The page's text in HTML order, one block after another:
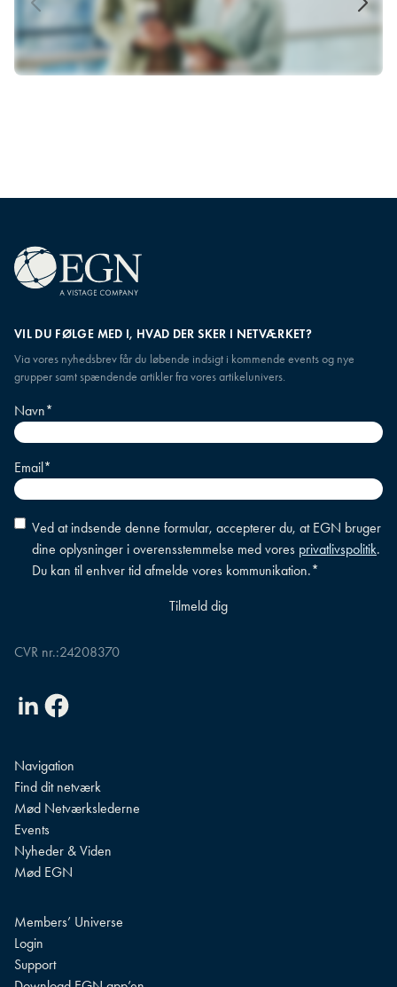
VIL DU FØLGE MED I, HVAD DER SKER I NETVÆRKET?
Via vores nyhedsbrev får du løbende indsigt i kommende events og nye
grupper samt spændende artikler fra vores artikelunivers.
Navn*
Email*
Accepter
betingelser*
Ved at indsende denne formular, accepterer du, at EGN bruger
dine oplysninger i overensstemmelse med vores privatlivspolitik.
Du kan til enhver tid afmelde vores kommunikation.*
CVR nr.:24208370
LinkedinFacebook
Navigation
Find dit netværk
Mød Netværkslederne
Events
Nyheder & Viden
Mød EGN
Members’ Universe
Login
Support